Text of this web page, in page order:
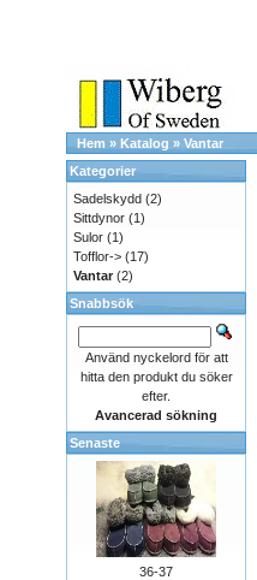
Hem » Katalog » Vantar
Kategorier
Sadelskydd (2)
Sittdynor (1)
Sulor (1)
Tofflor-> (17)
Vantar (2)
Snabbsök
Använd nyckelord för att
hitta den produkt du söker
efter.
Avancerad sökning
Senaste
36-37